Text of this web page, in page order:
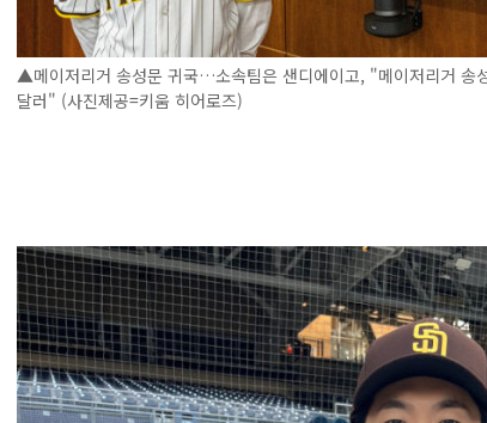
▲메이저리거 송성문 귀국…소속팀은 샌디에이고, "메이저리거 송
달러" (사진제공=키움 히어로즈)